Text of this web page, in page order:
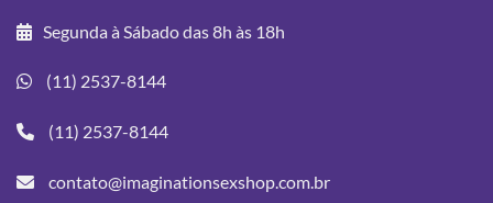
Segunda à Sábado das 8h às 18h
(11) 2537-8144
(11) 2537-8144
contato@imaginationsexshop.com.br